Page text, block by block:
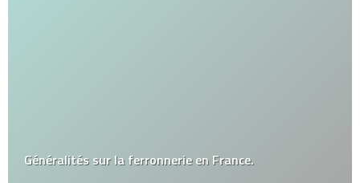
Généralités sur la ferronnerie en France.